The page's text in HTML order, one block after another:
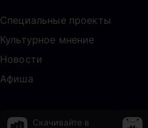
Специальные проекты
Культурное мнение
Новости
Афиша
Скачивайте в